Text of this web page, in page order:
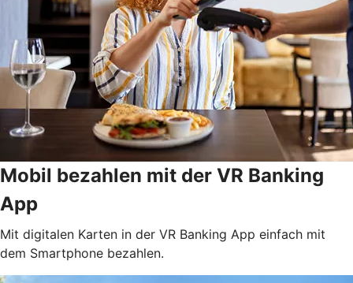
Mobil bezahlen mit der VR Banking
App
Mit digitalen Karten in der VR Banking App einfach mit
dem Smartphone bezahlen.